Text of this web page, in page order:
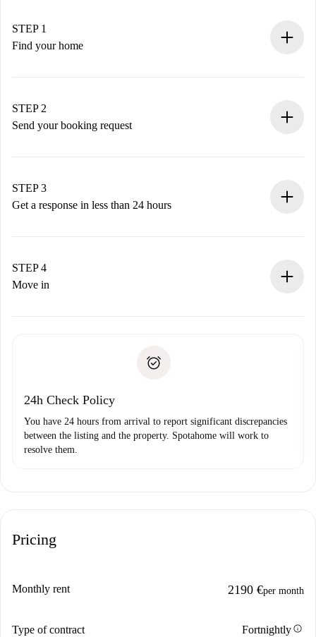
STEP 1
Find your home
You have all the necessary information in advance.
STEP 2
Send your booking request
Remember that we won’t charge you until the landlord
accepts.
STEP 3
Get a response in less than 24 hours
landlord.
If rejected: we won’t charge you and we’ll offer
Payment direct debit
STEP 4
Move in
24h Check Policy
You have 24 hours from arrival to report significant discrepancies
between the listing and the property. Spotahome will work to
resolve them.
Pricing
Monthly rent 2190 €per month
Type of contract Fortnightlyinfo